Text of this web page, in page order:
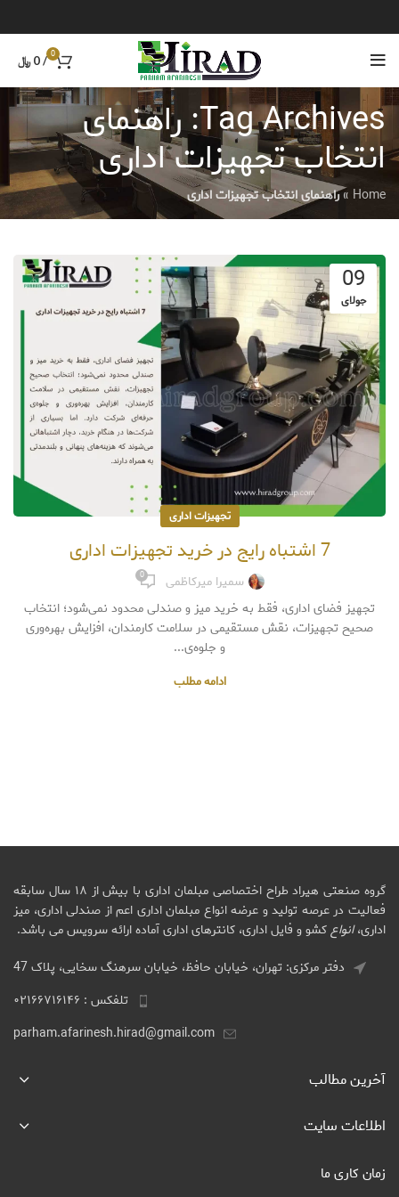
0
/
0 ﷼
Tag Archives: راهنمای
انتخاب تجهیزات اداری
Home
»راهنمای انتخاب تجهیزات اداری
09
جولای
تجهیزات اداری
7 اشتباه رایج در خرید تجهیزات اداری
سمیرا میرکاظمی 0
تجهیز فضای اداری، فقط به خرید میز و صندلی محدود نمی‌شود؛ انتخاب
صحیح تجهیزات، نقش مستقیمی در سلامت کارمندان، افزایش بهره‌وری
و جلوه‌ی...
ادامه مطلب
گروه صنعتی هیراد طراح اختصاصی مبلمان اداری با بیش از ۱۸ سال سابقه
فعالیت در عرصه تولید و عرضه انواع مبلمان اداری اعم از صندلی اداری، میز
اداری،انواعکشو و فایل اداری، کانترهای اداری آماده ارائه سرویس می باشد.
دفتر مرکزی: تهران، خیابان حافظ، خیابان سرهنگ سخایی، پلاک 47
تلفکس : ۰۲۱۶۶۷۱۶۱۴۶
parham.afarinesh.hirad@gmail.com
آخرین مطالب
اطلاعات سایت
زمان کاری ما